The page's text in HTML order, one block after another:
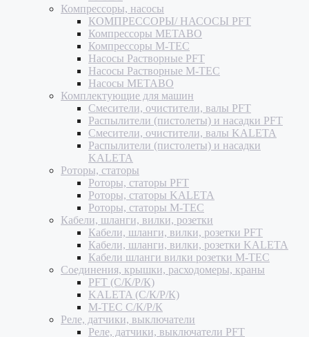
Компрессоры, насосы
КОМПРЕССОРЫ/ НАСОСЫ PFT
Компрессоры METABO
Компрессоры M-TEC
Насосы Растворные PFT
Насосы Растворные M-TEC
Насосы METABO
Комплектующие для машин
Смесители, очистители, валы PFT
Распылители (пистолеты) и насадки PFT
Смесители, очистители, валы KALETA
Распылители (пистолеты) и насадки
KALETA
Роторы, статоры
Роторы, статоры PFT
Роторы, статоры KALETA
Роторы, статоры M-TEC
Кабели, шланги, вилки, розетки
Кабели, шланги, вилки, розетки PFT
Кабели, шланги, вилки, розетки KALETA
Кабели шланги вилки розетки M-TEC
Соединения, крышки, расходомеры, краны
PFT (С/К/Р/К)
KALETA (С/К/Р/К)
M-TEC С/К/Р/К
Реле, датчики, выключатели
Реле, датчики, выключатели PFT